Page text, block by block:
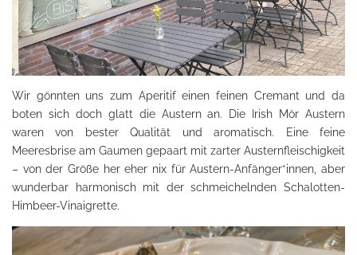
Wir gönnten uns zum Aperitif einen feinen Cremant und da
boten sich doch glatt die Austern an. Die Irish Mör Austern
waren von bester Qualität und aromatisch. Eine feine
Meeresbrise am Gaumen gepaart mit zarter Austernfleischigkeit
– von der Größe her eher nix für Austern-Anfänger*innen, aber
wunderbar harmonisch mit der schmeichelnden Schalotten-
Himbeer-Vinaigrette.